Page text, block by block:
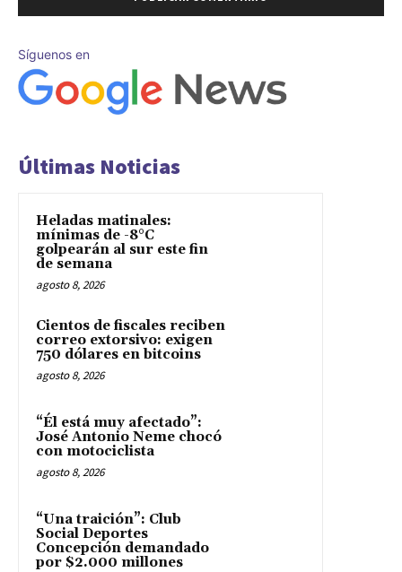
Síguenos en
Últimas Noticias
Heladas matinales:
mínimas de -8°C
golpearán al sur este fin
de semana
agosto 8, 2026
Cientos de fiscales reciben
correo extorsivo: exigen
750 dólares en bitcoins
agosto 8, 2026
“Él está muy afectado”:
José Antonio Neme chocó
con motociclista
agosto 8, 2026
“Una traición”: Club
Social Deportes
Concepción demandado
por $2.000 millones